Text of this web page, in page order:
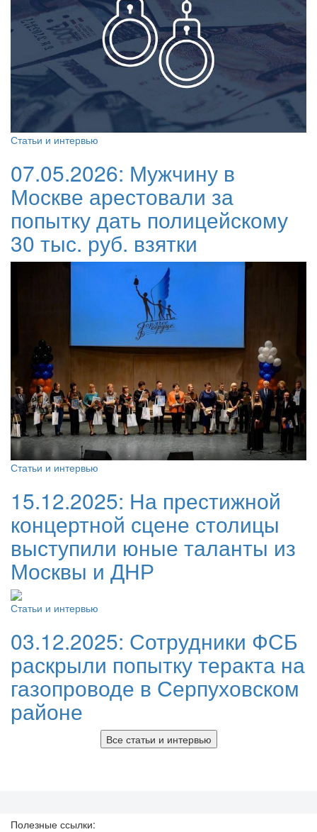
Статьи и интервью
07.05.2026: Мужчину в
Москве арестовали за
попытку дать полицейскому
30 тыс. руб. взятки
Статьи и интервью
15.12.2025: На престижной
концертной сцене столицы
выступили юные таланты из
Москвы и ДНР
Статьи и интервью
03.12.2025: Сотрудники ФСБ
раскрыли попытку теракта на
газопроводе в Серпуховском
районе
Все статьи и интервью
Полезные ссылки: